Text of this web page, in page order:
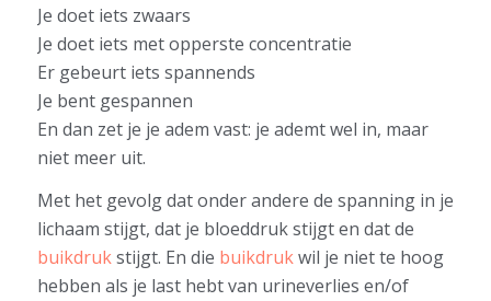
Je doet iets zwaars
Je doet iets met opperste concentratie
Er gebeurt iets spannends
Je bent gespannen
En dan zet je je adem vast: je ademt wel in, maar
niet meer uit.
Met het gevolg dat onder andere de spanning in je
lichaam stijgt, dat je bloeddruk stijgt en dat de
buikdrukstijgt. En die buikdrukwil je niet te hoog
hebben als je last hebt van urineverlies en/of